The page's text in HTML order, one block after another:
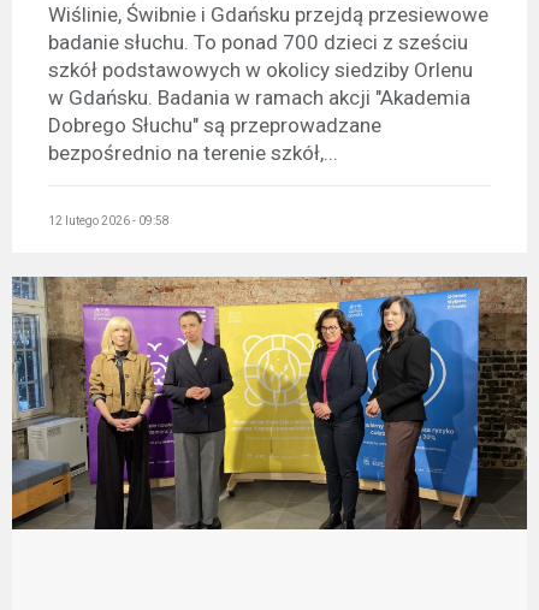
Wiślinie, Świbnie i Gdańsku przejdą przesiewowe
badanie słuchu. To ponad 700 dzieci z sześciu
szkół podstawowych w okolicy siedziby Orlenu
w Gdańsku. Badania w ramach akcji "Akademia
Dobrego Słuchu" są przeprowadzane
bezpośrednio na terenie szkół,...
12 lutego 2026 - 09:58